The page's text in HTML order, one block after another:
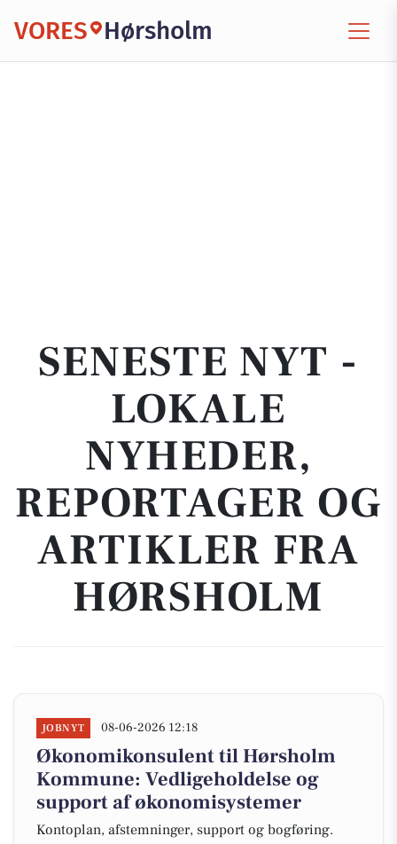
VORES Hørsholm
SENESTE NYT -
LOKALE
NYHEDER,
REPORTAGER OG
ARTIKLER FRA
HØRSHOLM
JOBNYT 08-06-2026 12:18
Økonomikonsulent til Hørsholm
Kommune: Vedligeholdelse og
support af økonomisystemer
Kontoplan, afstemninger, support og bogføring.